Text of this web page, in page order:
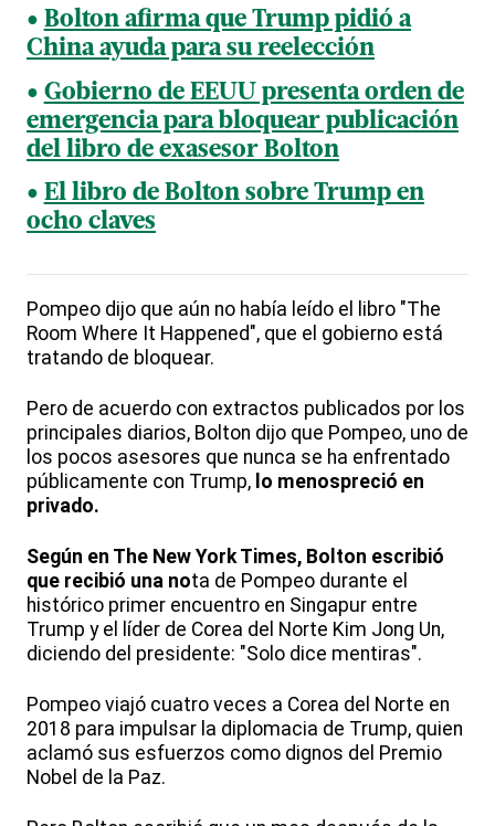
Bolton afirma que Trump pidió a
China ayuda para su reelección
Gobierno de EEUU presenta orden de
emergencia para bloquear publicación
del libro de exasesor Bolton
El libro de Bolton sobre Trump en
ocho claves
Pompeo dijo que aún no había leído el libro "The
Room Where It Happened", que el gobierno está
tratando de bloquear.
Pero de acuerdo con extractos publicados por los
principales diarios, Bolton dijo que Pompeo, uno de
los pocos asesores que nunca se ha enfrentado
públicamente con Trump, lo menospreció en
privado.
Según en The New York Times, Bolton escribió
que recibió una nota de Pompeo durante el
histórico primer encuentro en Singapur entre
Trump y el líder de Corea del Norte Kim Jong Un,
diciendo del presidente: "Solo dice mentiras".
Pompeo viajó cuatro veces a Corea del Norte en
2018 para impulsar la diplomacia de Trump, quien
aclamó sus esfuerzos como dignos del Premio
Nobel de la Paz.